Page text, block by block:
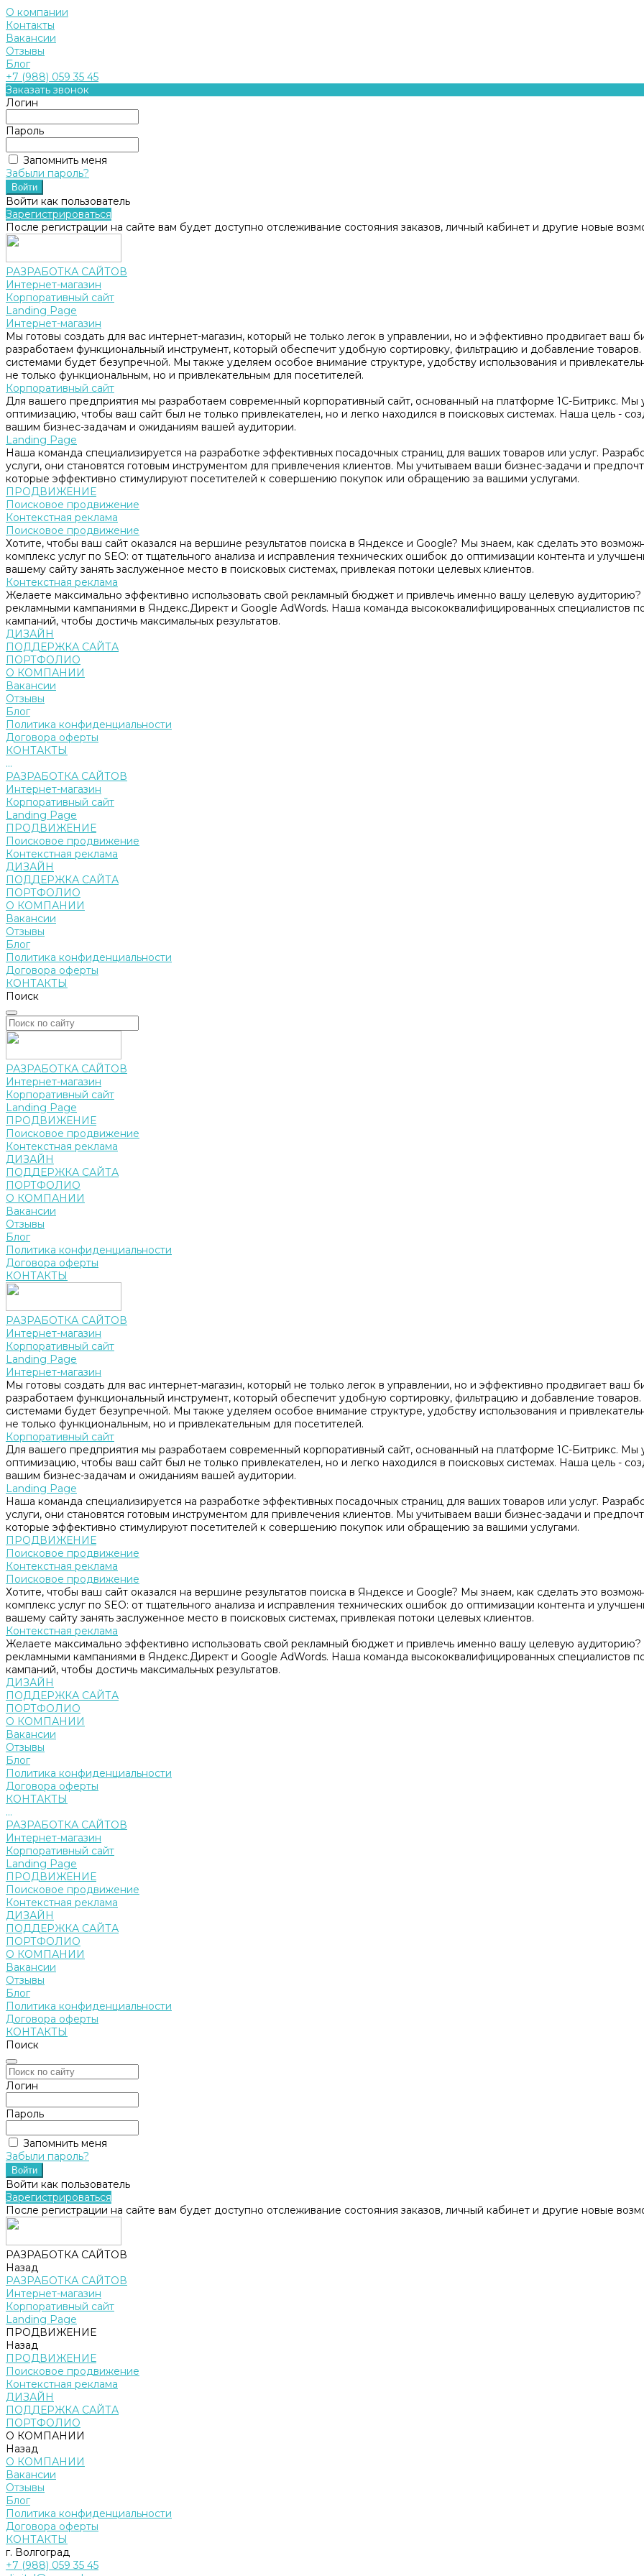
О компании
Контакты
Вакансии
Отзывы
Блог
+7 (988) 059 35 45
Заказать звонок
Логин
Пароль
Запомнить меня
Забыли пароль?
Войти как пользователь
Зарегистрироваться
После регистрации на сайте вам будет доступно отслеживание состояния заказов, личный кабинет и другие новые
РАЗРАБОТКА САЙТОВ
Интернет-магазин
Корпоративный сайт
Landing Page
Интернет-магазин
Мы готовы создать для вас интернет-магазин, который не только легок в управлении, но и эффективно продвигает ваш
разработаем функциональный инструмент, который обеспечит удобную сортировку, фильтрацию и добавление
системами будет безупречной. Мы также уделяем особое внимание структуре, удобству использования и
не только функциональным, но и привлекательным для посетителей.
Корпоративный сайт
Для вашего предприятия мы разработаем современный корпоративный сайт, основанный на платформе 1С-Битрикс. Мы
оптимизацию, чтобы ваш сайт был не только привлекателен, но и легко находился в поисковых системах. Наша цель -
вашим бизнес-задачам и ожиданиям вашей аудитории.
Landing Page
Наша команда специализируется на разработке эффективных посадочных страниц для ваших товаров или услуг.
услуги, они становятся готовым инструментом для привлечения клиентов. Мы учитываем ваши бизнес-задачи и
которые эффективно стимулируют посетителей к совершению покупок или обращению за вашими услугами.
ПРОДВИЖЕНИЕ
Поисковое продвижение
Контекстная реклама
Поисковое продвижение
Хотите, чтобы ваш сайт оказался на вершине результатов поиска в Яндексе и Google? Мы знаем, как сделать это
комплекс услуг по SEO: от тщательного анализа и исправления технических ошибок до оптимизации контента и
вашему сайту занять заслуженное место в поисковых системах, привлекая потоки целевых клиентов.
Контекстная реклама
Желаете максимально эффективно использовать свой рекламный бюджет и привлечь именно вашу целевую
рекламными кампаниями в Яндекс.Директ и Google AdWords. Наша команда высококвалифицированных специалистов
кампаний, чтобы достичь максимальных результатов.
ДИЗАЙН
ПОДДЕРЖКА САЙТА
ПОРТФОЛИО
О КОМПАНИИ
Вакансии
Отзывы
Блог
Политика конфиденциальности
Договора оферты
КОНТАКТЫ
...
РАЗРАБОТКА САЙТОВ
Интернет-магазин
Корпоративный сайт
Landing Page
ПРОДВИЖЕНИЕ
Поисковое продвижение
Контекстная реклама
ДИЗАЙН
ПОДДЕРЖКА САЙТА
ПОРТФОЛИО
О КОМПАНИИ
Вакансии
Отзывы
Блог
Политика конфиденциальности
Договора оферты
КОНТАКТЫ
Поиск
РАЗРАБОТКА САЙТОВ
Интернет-магазин
Корпоративный сайт
Landing Page
ПРОДВИЖЕНИЕ
Поисковое продвижение
Контекстная реклама
ДИЗАЙН
ПОДДЕРЖКА САЙТА
ПОРТФОЛИО
О КОМПАНИИ
Вакансии
Отзывы
Блог
Политика конфиденциальности
Договора оферты
КОНТАКТЫ
РАЗРАБОТКА САЙТОВ
Интернет-магазин
Корпоративный сайт
Landing Page
Интернет-магазин
Мы готовы создать для вас интернет-магазин, который не только легок в управлении, но и эффективно продвигает ваш
разработаем функциональный инструмент, который обеспечит удобную сортировку, фильтрацию и добавление
системами будет безупречной. Мы также уделяем особое внимание структуре, удобству использования и
не только функциональным, но и привлекательным для посетителей.
Корпоративный сайт
Для вашего предприятия мы разработаем современный корпоративный сайт, основанный на платформе 1С-Битрикс. Мы
оптимизацию, чтобы ваш сайт был не только привлекателен, но и легко находился в поисковых системах. Наша цель -
вашим бизнес-задачам и ожиданиям вашей аудитории.
Landing Page
Наша команда специализируется на разработке эффективных посадочных страниц для ваших товаров или услуг.
услуги, они становятся готовым инструментом для привлечения клиентов. Мы учитываем ваши бизнес-задачи и
которые эффективно стимулируют посетителей к совершению покупок или обращению за вашими услугами.
ПРОДВИЖЕНИЕ
Поисковое продвижение
Контекстная реклама
Поисковое продвижение
Хотите, чтобы ваш сайт оказался на вершине результатов поиска в Яндексе и Google? Мы знаем, как сделать это
комплекс услуг по SEO: от тщательного анализа и исправления технических ошибок до оптимизации контента и
вашему сайту занять заслуженное место в поисковых системах, привлекая потоки целевых клиентов.
Контекстная реклама
Желаете максимально эффективно использовать свой рекламный бюджет и привлечь именно вашу целевую
рекламными кампаниями в Яндекс.Директ и Google AdWords. Наша команда высококвалифицированных специалистов
кампаний, чтобы достичь максимальных результатов.
ДИЗАЙН
ПОДДЕРЖКА САЙТА
ПОРТФОЛИО
О КОМПАНИИ
Вакансии
Отзывы
Блог
Политика конфиденциальности
Договора оферты
КОНТАКТЫ
...
РАЗРАБОТКА САЙТОВ
Интернет-магазин
Корпоративный сайт
Landing Page
ПРОДВИЖЕНИЕ
Поисковое продвижение
Контекстная реклама
ДИЗАЙН
ПОДДЕРЖКА САЙТА
ПОРТФОЛИО
О КОМПАНИИ
Вакансии
Отзывы
Блог
Политика конфиденциальности
Договора оферты
КОНТАКТЫ
Поиск
Логин
Пароль
Запомнить меня
Забыли пароль?
Войти как пользователь
Зарегистрироваться
После регистрации на сайте вам будет доступно отслеживание состояния заказов, личный кабинет и другие новые
РАЗРАБОТКА САЙТОВ
Назад
РАЗРАБОТКА САЙТОВ
Интернет-магазин
Корпоративный сайт
Landing Page
ПРОДВИЖЕНИЕ
Назад
ПРОДВИЖЕНИЕ
Поисковое продвижение
Контекстная реклама
ДИЗАЙН
ПОДДЕРЖКА САЙТА
ПОРТФОЛИО
О КОМПАНИИ
Назад
О КОМПАНИИ
Вакансии
Отзывы
Блог
Политика конфиденциальности
Договора оферты
КОНТАКТЫ
г. Волгоград
+7 (988) 059 35 45